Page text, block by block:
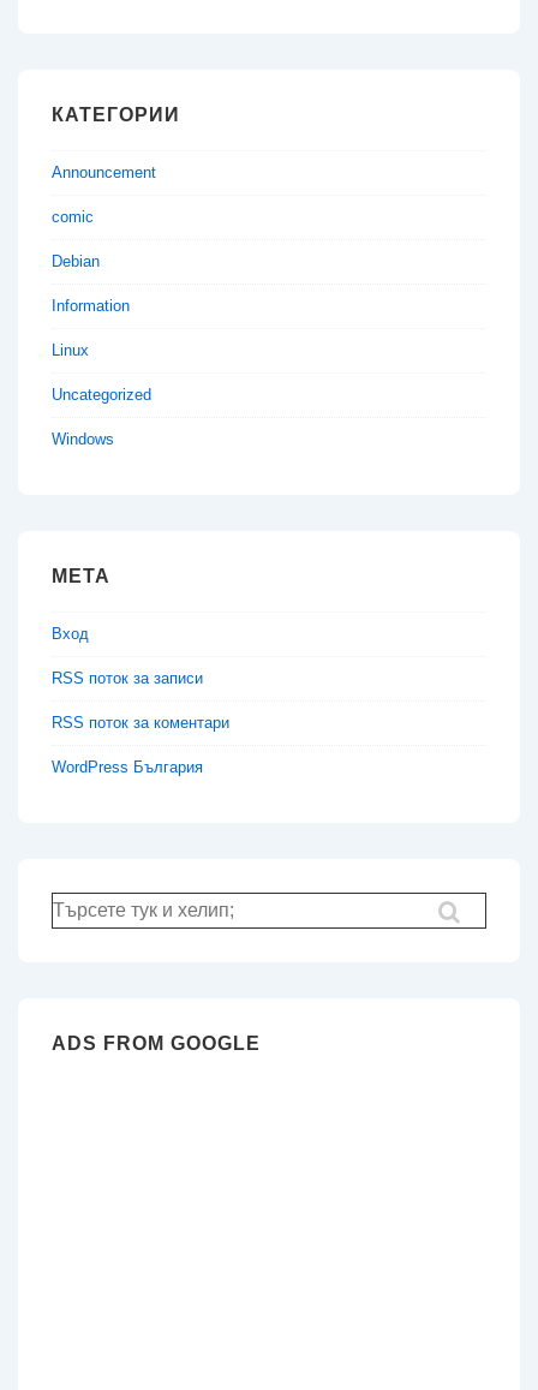
КАТЕГОРИИ
Announcement
comic
Debian
Information
Linux
Uncategorized
Windows
МЕТА
Вход
RSS поток за записи
RSS поток за коментари
WordPress България
Търсене
за:
ADS FROM GOOGLE